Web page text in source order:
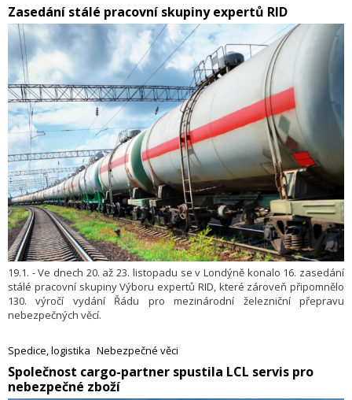
příručka publikována letos v lednu.
Zasedání stálé pracovní skupiny expertů RID
19.1. - Ve dnech 20. až 23. listopadu se v Londýně konalo 16. zasedání
stálé pracovní skupiny Výboru expertů RID, které zároveň připomnělo
130. výročí vydání Řádu pro mezinárodní železniční přepravu
nebezpečných věcí.
Spedice, logistika Nebezpečné věci
Společnost cargo-partner spustila LCL servis pro
nebezpečné zboží